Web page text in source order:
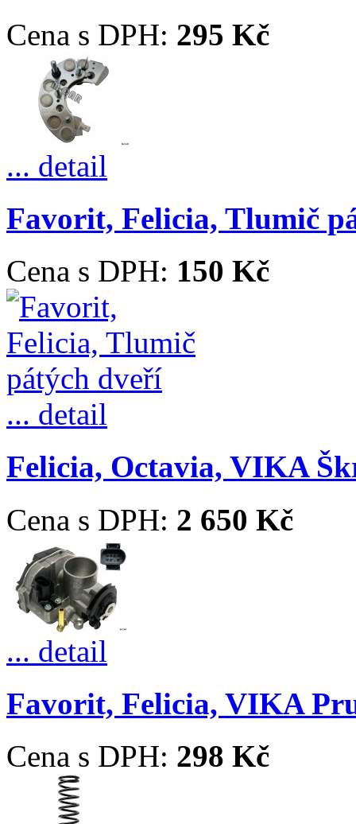
Cena s DPH: 295 Kč
... detail
Favorit, Felicia, Tlumič
Cena s DPH: 150 Kč
... detail
Felicia, Octavia, VIKA
Cena s DPH: 2 650 Kč
... detail
Favorit, Felicia, VIKA
Cena s DPH: 298 Kč